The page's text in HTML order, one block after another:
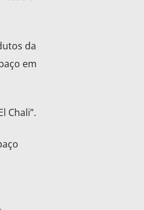
da
em
Chali”.